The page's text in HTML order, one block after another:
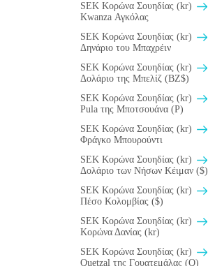
SEK Κορώνα Σουηδίας (kr)
Kwanza Αγκόλας
SEK Κορώνα Σουηδίας (kr)
Δηνάριο του Μπαχρέιν
SEK Κορώνα Σουηδίας (kr)
Δολάριο της Μπελίζ (BZ$)
SEK Κορώνα Σουηδίας (kr)
Pula της Μποτσουάνα (P)
SEK Κορώνα Σουηδίας (kr)
Φράγκο Μπουρούντι
SEK Κορώνα Σουηδίας (kr)
Δολάριο των Νήσων Κέιμαν ($)
SEK Κορώνα Σουηδίας (kr)
Πέσο Κολομβίας ($)
SEK Κορώνα Σουηδίας (kr)
Κορώνα Δανίας (kr)
SEK Κορώνα Σουηδίας (kr)
Quetzal της Γουατεμάλας (Q)